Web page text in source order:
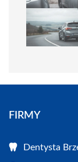
FIRMY
Dentysta